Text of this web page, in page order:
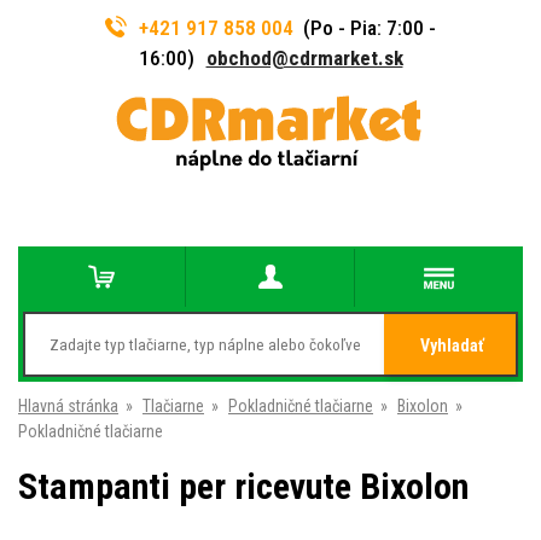
+421 917 858 004 (Po - Pia: 7:00 -
16:00) obchod@cdrmarket.sk
Vyhladať
Hlavná stránka » Tlačiarne » Pokladničné tlačiarne » Bixolon »
Pokladničné tlačiarne
Stampanti per ricevute Bixolon